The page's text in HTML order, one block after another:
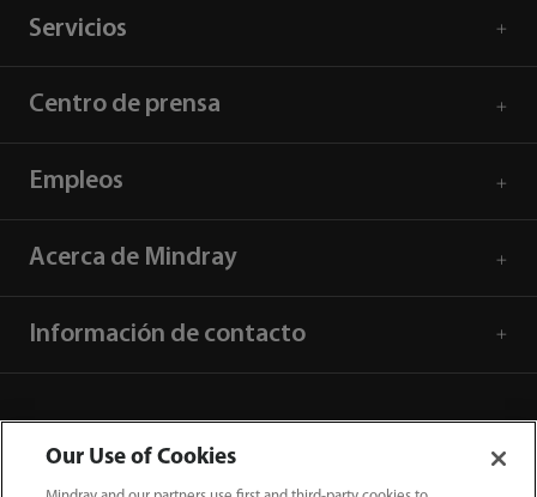
Servicios
Centro de prensa
Empleos
Acerca de Mindray
Información de contacto
Our Use of Cookies